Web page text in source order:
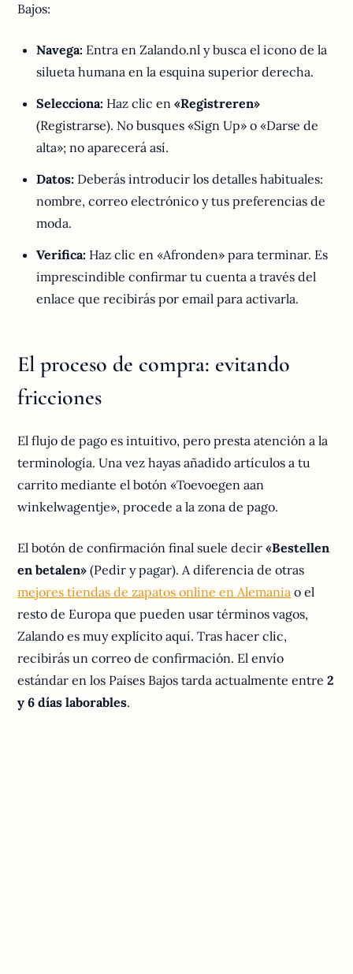
Bajos:
Navega: Entra en Zalando.nl y busca el icono de la
silueta humana en la esquina superior derecha.
Selecciona: Haz clic en«Registreren»
(Registrarse). No busques «Sign Up» o «Darse de
alta»; no aparecerá así.
Datos: Deberás introducir los detalles habituales:
nombre, correo electrónico y tus preferencias de
moda.
Verifica: Haz clic en «Afronden» para terminar. Es
imprescindible confirmar tu cuenta a través del
enlace que recibirás por email para activarla.
El proceso de compra: evitando
fricciones
El flujo de pago es intuitivo, pero presta atención a la
terminología. Una vez hayas añadido artículos a tu
carrito mediante el botón «Toevoegen aan
winkelwagentje», procede a la zona de pago.
El botón de confirmación final suele decir«Bestellen
en betalen» (Pedir y pagar). A diferencia de otras
mejores tiendas de zapatos online en Alemania o el
resto de Europa que pueden usar términos vagos,
Zalando es muy explícito aquí. Tras hacer clic,
recibirás un correo de confirmación. El envío
estándar en los Países Bajos tarda actualmente entre2
y 6 días laborables.